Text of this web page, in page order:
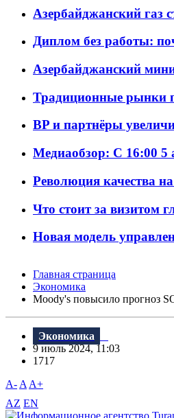
Азербайджанский газ
Диплом без работы:
Азербайджанский
Традиционные рынки
BP и партнёры
Медиаобзор: С 16:00 5
Революция качества
Что стоит за визитом
Новая модель
Главная страница
Экономика
Moody's повысило прогноз
Экономика
9 июль 2024, 11:03
1717
A- A A+
AZ EN